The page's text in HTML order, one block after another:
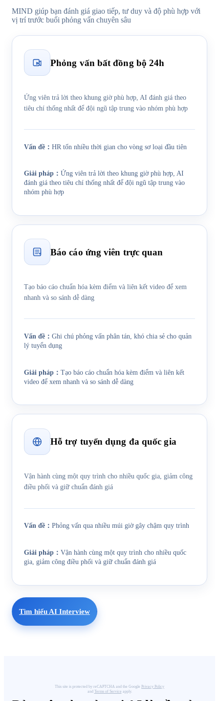
MIND giúp bạn đánh giá giao tiếp, tư duy và độ phù hợp với
vị trí trước buổi phỏng vấn chuyên sâu
Phỏng vấn bất đồng bộ 24h
Ứng viên trả lời theo khung giờ phù hợp, AI đánh giá theo
tiêu chí thống nhất để đội ngũ tập trung vào nhóm phù hợp
Vấn đề ： HR tốn nhiều thời gian cho vòng sơ loại đầu tiên
Giải pháp ： Ứng viên trả lời theo khung giờ phù hợp, AI
đánh giá theo tiêu chí thống nhất để đội ngũ tập trung vào
nhóm phù hợp
Báo cáo ứng viên trực quan
Tạo báo cáo chuẩn hóa kèm điểm và liên kết video để xem
nhanh và so sánh dễ dàng
Vấn đề ： Ghi chú phỏng vấn phân tán, khó chia sẻ cho quản
lý tuyển dụng
Giải pháp ： Tạo báo cáo chuẩn hóa kèm điểm và liên kết
video để xem nhanh và so sánh dễ dàng
Hỗ trợ tuyển dụng đa quốc gia
Vận hành cùng một quy trình cho nhiều quốc gia, giảm công
điều phối và giữ chuẩn đánh giá
Vấn đề ： Phỏng vấn qua nhiều múi giờ gây chậm quy trình
Giải pháp ： Vận hành cùng một quy trình cho nhiều quốc
gia, giảm công điều phối và giữ chuẩn đánh giá
Tìm hiểu AI Interview
This site is protected by reCAPTCHA and the Google Privacy Policy
and Terms of Service apply.